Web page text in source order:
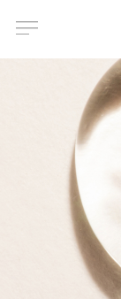
About Us
ルメラについて
Features
ルメラの特徴
course
ルメラ導入講習に
Certified
Instructor
認定講師一覧
Salons /
Clinics